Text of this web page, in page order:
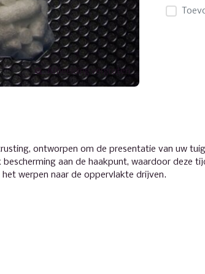
Afbeelding vergroten
ontworpen om de presentatie van uw
aan de haakpunt, waardoor deze
werpen naar de oppervlakte drijven.